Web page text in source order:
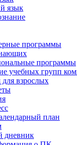
язык
программы
программы
учебных групп
взрослых
план
дневник